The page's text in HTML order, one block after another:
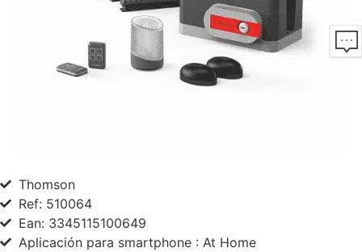
Thomson
Ref: 510064
Ean: 3345115100649
Aplicación para smartphone : At Home